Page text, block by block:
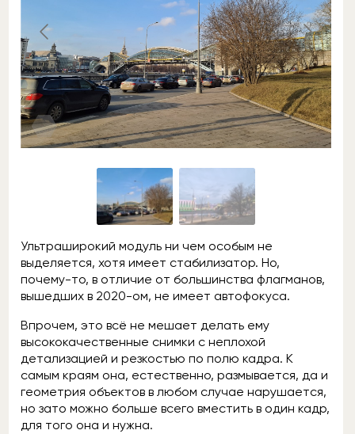
Ультраширокий модуль ни чем особым не
выделяется, хотя имеет стабилизатор. Но,
почему-то, в отличие от большинства флагманов,
вышедших в 2020-ом, не имеет автофокуса.
Впрочем, это всё не мешает делать ему
высококачественные снимки с неплохой
детализацией и резкостью по полю кадра. К
самым краям она, естественно, размывается, да и
геометрия объектов в любом случае нарушается,
но зато можно больше всего вместить в один кадр,
для того она и нужна.